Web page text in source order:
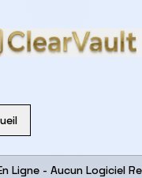
Ligne - Aucun Logiciel